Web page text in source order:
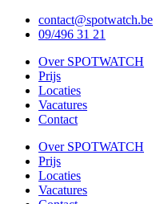
naar
inhoud
contact@spotwatch.be
09/496 31 21
Over SPOTWATCH
Prijs
Locaties
Vacatures
Contact
Over SPOTWATCH
Prijs
Locaties
Vacatures